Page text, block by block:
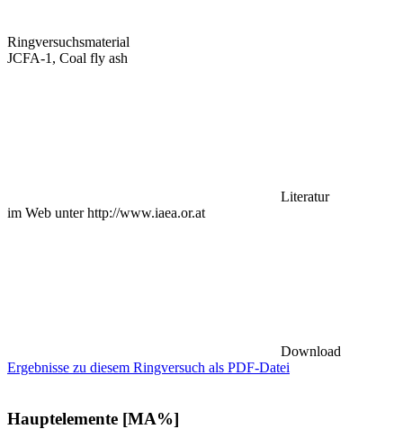
Ringversuchsmaterial
JCFA-1, Coal fly ash
Literatur
im Web unter http://www.iaea.or.at
Download
Ergebnisse zu diesem Ringversuch als PDF-Datei
Hauptelemente [MA%]